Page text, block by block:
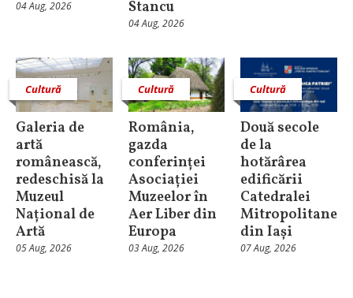
04 Aug, 2026 Stancu
04 Aug, 2026
Cultură
Galeria de
artă
românească,
redeschisă la
Muzeul
Național de
Artă
05 Aug, 2026
Cultură
România,
gazda
conferinței
Asociației
Muzeelor în
Aer Liber din
Europa
03 Aug, 2026
Cultură
Două secole
de la
hotărârea
edificării
Catedralei
Mitropolitane
din Iași
07 Aug, 2026